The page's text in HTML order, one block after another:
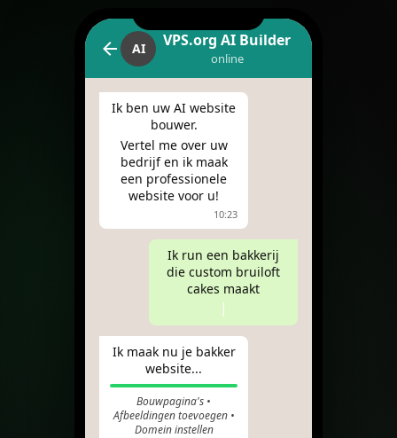
AI VPS.org AI Builder
online
Ik ben uw AI website
bouwer.
Vertel me over uw
bedrijf en ik maak
een professionele
website voor u!
10:23
Ik run een bakkerij
die custom bruiloft
cakes maakt
|
Ik maak nu je bakker
website...
Bouwpagina's •
Afbeeldingen toevoegen •
Domein instellen